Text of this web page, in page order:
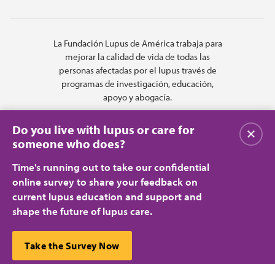
La Fundación Lupus de América trabaja para
mejorar la calidad de vida de todas las
personas afectadas por el lupus través de
programas de investigación, educación,
apoyo y abogacía.
Privacy Policy
Terms of Use
© 2026 Lupus Foundation of America. All rights reserved.
A charitable organization with 501(c)(3) tax-exempt status. Federal ID
Do you live with lupus or care for
someone who does?
Time's running out to take our confidential
online survey to share your feedback on
current lupus education and support and
shape the future of lupus care.
Take the Survey Now
Cerrar
This website uses cookies to ensure you get the best
experience.Learn more